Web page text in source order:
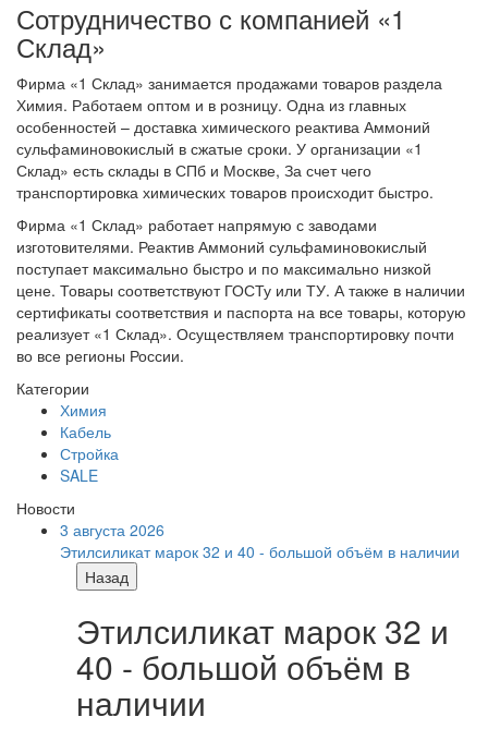
Сотрудничество с компанией «1
Склад»
Фирма «1 Склад» занимается продажами товаров раздела
Химия. Работаем оптом и в розницу. Одна из главных
особенностей – доставка химического реактива Аммоний
сульфаминовокислый в сжатые сроки. У организации «1
Склад» есть склады в СПб и Москве, За счет чего
транспортировка химических товаров происходит быстро.
Фирма «1 Склад» работает напрямую с заводами
изготовителями. Реактив Аммоний сульфаминовокислый
поступает максимально быстро и по максимально низкой
цене. Товары соответствуют ГОСТу или ТУ. А также в наличии
сертификаты соответствия и паспорта на все товары, которую
реализует «1 Склад». Осуществляем транспортировку почти
во все регионы России.
Категории
Химия
Кабель
Стройка
SALE
Новости
3 августа 2026
Этилсиликат марок 32 и 40 - большой объём в наличии
Назад
Этилсиликат марок 32 и
40 - большой объём в
наличии